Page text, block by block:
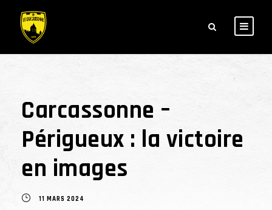
Carcassonne –
Périgueux : la victoire
en images
11 MARS 2024